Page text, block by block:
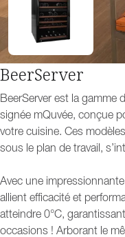
BeerServer
BeerServer est la gamme
signée mQuvée, conçue
votre cuisine. Ces
sous le plan de travail,
Avec une
allient efficacité et
atteindre 0°C,
occasions ! Arborant le